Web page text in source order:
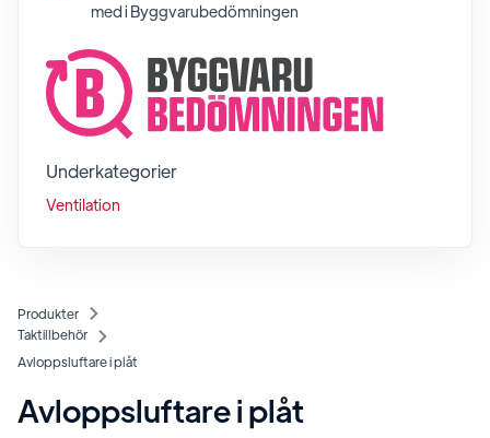
Produkter
Taktillbehör
Avloppsluftare i plåt
Avloppsluftare i plåt
med i Byggvarubedömningen
Underkategorier
Ventilation